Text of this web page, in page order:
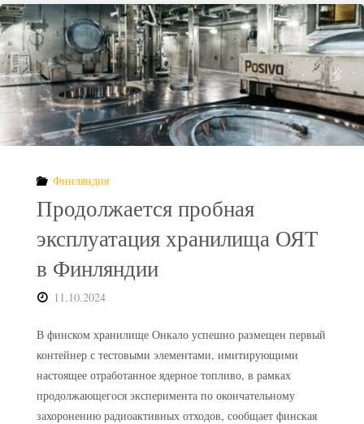
отказалась
принять
радиоактивные
отходы
из-
за
рубежа"
Финляндия
Продолжается пробная
эксплуатация хранилища ОЯТ
в Финляндии
11.10.2024
В финском хранилище Онкало успешно размещен первый
контейнер с тестовыми элементами, имитирующими
настоящее отработанное ядерное топливо, в рамках
продолжающегося эксперимента по окончательному
захоронению радиоактивных отходов, сообщает финская